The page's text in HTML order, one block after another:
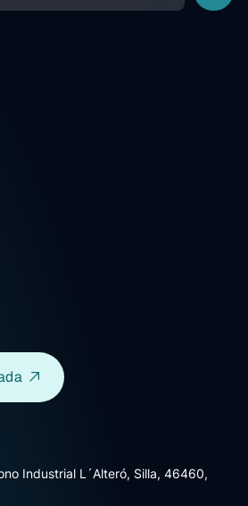
Industrial L´Alteró, Silla, 46460,